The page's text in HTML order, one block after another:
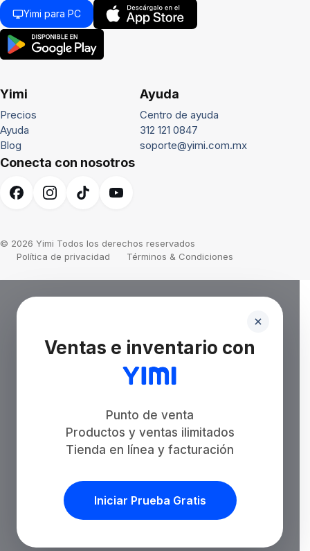
Yimi para PC
Yimi
Precios
Ayuda
Blog
Ayuda
Centro de ayuda
312 121 0847
soporte@yimi.com.mx
Conecta con nosotros
© 2026 Yimi Todos los derechos reservados
Política de privacidad
Términos & Condiciones
Ventas e inventario con
Punto de venta
Productos y ventas ilimitados
Tienda en línea y facturación
Iniciar Prueba Gratis